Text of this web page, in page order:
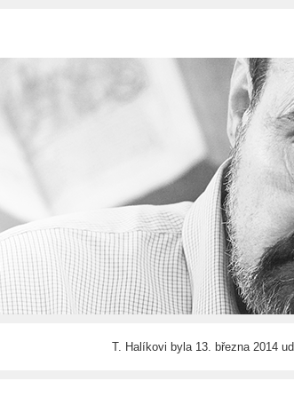
T. Halíkovi byla 13. března 2014